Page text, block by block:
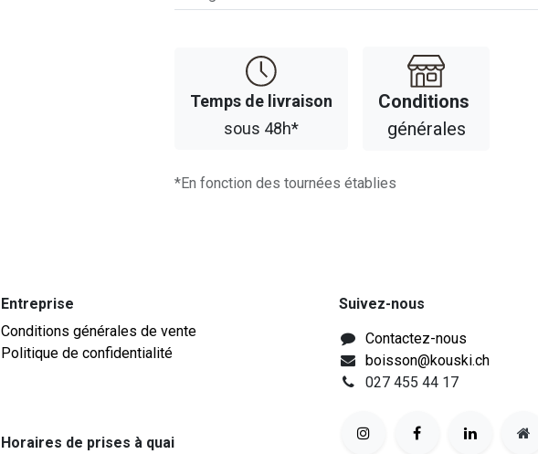
Temps d​​e livraison
sous 48h*
Con​​ditions
générales
*En fonction des tournées établies
Suivez-nous
Contactez-nous
boisson@kouski.ch
027 455 44 17
Entreprise
Conditions générales de vente
Politique de confidentialité
Horaires de prises à quai